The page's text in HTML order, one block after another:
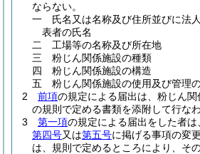
ならない。
一
氏名又は名称及び住所並びに法
表者の氏名
二
工場等の名称及び所在地
三
粉じん関係施設の種類
四
粉じん関係施設の構造
五
粉じん関係施設の使用及び管理
2
前項の規定による届出は、粉じん
の規則で定める書類を添附して行な
3
第一項の規定による届出をした者
第四号又は第五号に掲げる事項の変
は、規則で定めるところにより、そ